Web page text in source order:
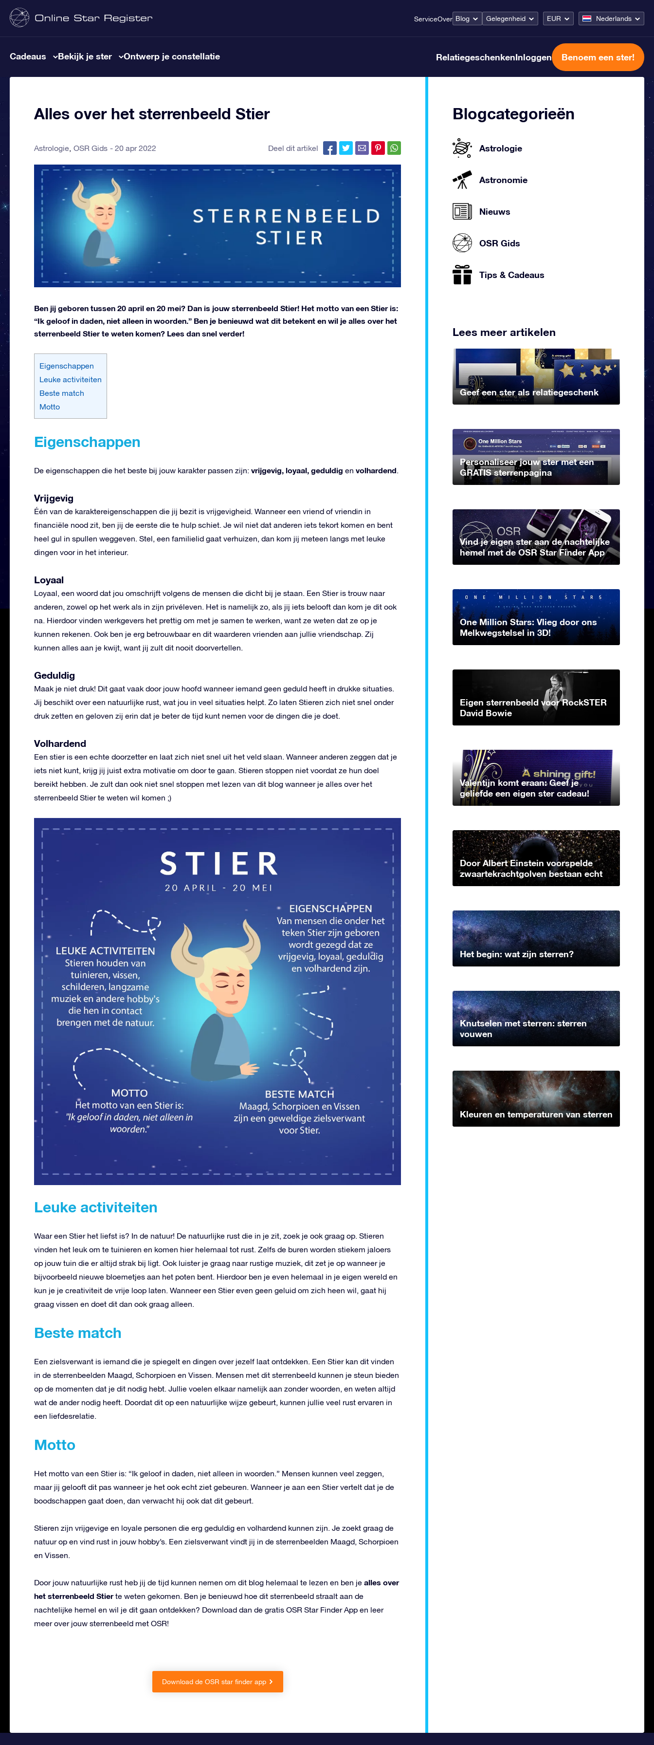
ServiceOver Blog Gelegenheid EUR Nederlands
Cadeaus Bekijk je ster Ontwerp je constellatie RelatiegeschenkenInloggen Benoem een ster!
Alles over het sterrenbeeld Stier
Astrologie OSR Gids 20 apr 2022 Deel dit artikel
Ben jij geboren tussen 20 april en 20 mei? Dan is jouw sterrenbeeld Stier! Het motto van een Stier is:
“Ik geloof in daden, niet alleen in woorden.” Ben je benieuwd wat dit betekent en wil je alles over het
sterrenbeeld Stier te weten komen? Lees dan snel verder!
Eigenschappen
Leuke activiteiten
Beste match
Motto
Eigenschappen
De eigenschappen die het beste bij jouw karakter passen zijn: vrijgevig, loyaal, geduldig en volhardend.
Vrijgevig
Één van de karaktereigenschappen die jij bezit is vrijgevigheid. Wanneer een vriend of vriendin in
financiële nood zit, ben jij de eerste die te hulp schiet. Je wil niet dat anderen iets tekort komen en bent
heel gul in spullen weggeven. Stel, een familielid gaat verhuizen, dan kom jij meteen langs met leuke
dingen voor in het interieur.
Loyaal
Loyaal, een woord dat jou omschrijft volgens de mensen die dicht bij je staan. Een Stier is trouw naar
anderen, zowel op het werk als in zijn privéleven. Het is namelijk zo, als jij iets belooft dan kom je dit ook
na. Hierdoor vinden werkgevers het prettig om met je samen te werken, want ze weten dat ze op je
kunnen rekenen. Ook ben je erg betrouwbaar en dit waarderen vrienden aan jullie vriendschap. Zij
kunnen alles aan je kwijt, want jij zult dit nooit doorvertellen.
Geduldig
Maak je niet druk! Dit gaat vaak door jouw hoofd wanneer iemand geen geduld heeft in drukke situaties.
Jij beschikt over een natuurlijke rust, wat jou in veel situaties helpt. Zo laten Stieren zich niet snel onder
druk zetten en geloven zij erin dat je beter de tijd kunt nemen voor de dingen die je doet.
Volhardend
Een stier is een echte doorzetter en laat zich niet snel uit het veld slaan. Wanneer anderen zeggen dat je
iets niet kunt, krijg jij juist extra motivatie om door te gaan. Stieren stoppen niet voordat ze hun doel
bereikt hebben. Je zult dan ook niet snel stoppen met lezen van dit blog wanneer je alles over het
sterrenbeeld Stier te weten wil komen ;)
Leuke activiteiten
Waar een Stier het liefst is? In de natuur! De natuurlijke rust die in je zit, zoek je ook graag op. Stieren
vinden het leuk om te tuinieren en komen hier helemaal tot rust. Zelfs de buren worden stiekem jaloers
op jouw tuin die er altijd strak bij ligt. Ook luister je graag naar rustige muziek, dit zet je op wanneer je
bijvoorbeeld nieuwe bloemetjes aan het poten bent. Hierdoor ben je even helemaal in je eigen wereld en
kun je je creativiteit de vrije loop laten. Wanneer een Stier even geen geluid om zich heen wil, gaat hij
graag vissen en doet dit dan ook graag alleen.
Beste match
Een zielsverwant is iemand die je spiegelt en dingen over jezelf laat ontdekken. Een Stier kan dit vinden
in de sterrenbeelden Maagd, Schorpioen en Vissen. Mensen met dit sterrenbeeld kunnen je steun bieden
op de momenten dat je dit nodig hebt. Jullie voelen elkaar namelijk aan zonder woorden, en weten altijd
wat de ander nodig heeft. Doordat dit op een natuurlijke wijze gebeurt, kunnen jullie veel rust ervaren in
een liefdesrelatie.
Motto
Het motto van een Stier is: “Ik geloof in daden, niet alleen in woorden.” Mensen kunnen veel zeggen,
maar jij gelooft dit pas wanneer je het ook echt ziet gebeuren. Wanneer je aan een Stier vertelt dat je de
boodschappen gaat doen, dan verwacht hij ook dat dit gebeurt.
Stieren zijn vrijgevige en loyale personen die erg geduldig en volhardend kunnen zijn. Je zoekt graag de
natuur op en vind rust in jouw hobby’s. Een zielsverwant vindt jij in de sterrenbeelden Maagd, Schorpioen
en Vissen.
Door jouw natuurlijke rust heb jij de tijd kunnen nemen om dit blog helemaal te lezen en ben je alles over
het sterrenbeeld Stierte weten gekomen. Ben je benieuwd hoe dit sterrenbeeld straalt aan de
nachtelijke hemel en wil je dit gaan ontdekken? Download dan de gratis OSR Star Finder App en leer
meer over jouw sterrenbeeld met OSR!
Download de OSR star finder app
Blogcategorieën
Astrologie
Astronomie
Nieuws
OSR Gids
Tips & Cadeaus
Lees meer artikelen
Geef een ster als relatiegeschenk
Personaliseer jouw ster met een
GRATIS sterrenpagina
Vind je eigen ster aan de nachtelijke
hemel met de OSR Star Finder App
One Million Stars: Vlieg door ons
Melkwegstelsel in 3D!
Eigen sterrenbeeld voor RockSTER
David Bowie
Valentijn komt eraan: Geef je
geliefde een eigen ster cadeau!
Door Albert Einstein voorspelde
zwaartekrachtgolven bestaan echt
Het begin: wat zijn sterren?
Knutselen met sterren: sterren
vouwen
Kleuren en temperaturen van sterren